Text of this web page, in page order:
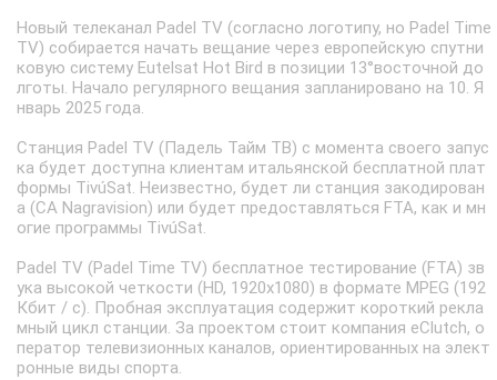
Новый телеканал Padel TV (согласно логотипу, но Padel Time
TV) собирается начать вещание через европейскую спутни
ковую систему Eutelsat Hot Bird в позиции 13°восточной до
лготы. Начало регулярного вещания запланировано на 10. Я
нварь 2025 года.
Станция Padel TV (Падель Тайм ТВ) с момента своего запус
ка будет доступна клиентам итальянской бесплатной плат
формы TivúSat. Неизвестно, будет ли станция закодирован
а (CA Nagravision) или будет предоставляться FTA, как и мн
огие программы TivúSat.
Padel TV (Padel Time TV) бесплатное тестирование (FTA) зв
ука высокой четкости (HD, 1920x1080) в формате MPEG (192
Кбит / с). Пробная эксплуатация содержит короткий рекла
мный цикл станции. За проектом стоит компания eClutch, о
ператор телевизионных каналов, ориентированных на элект
ронные виды спорта.